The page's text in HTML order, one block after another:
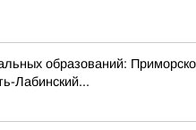
образований: Приморско-
Лабинский...